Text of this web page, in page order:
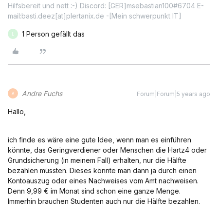
Hilfsbereit und nett :-) Discord: [GER]msebastian100#6704 E-
mail:basti.deez[at]plertanix.de -[Mein schwerpunkt IT]
1 Person gefällt das
A Andre Fuchs Forum|Forum|5 years ago
Hallo,
ich finde es wäre eine gute Idee, wenn man es einführen
könnte, das Geringverdiener oder Menschen die Hartz4 oder
Grundsicherung (in meinem Fall) erhalten, nur die Hälfte
bezahlen müssten. Dieses könnte man dann ja durch einen
Kontoauszug oder eines Nachweises vom Amt nachweisen.
Denn 9,99 € im Monat sind schon eine ganze Menge.
Immerhin brauchen Studenten auch nur die Hälfte bezahlen.